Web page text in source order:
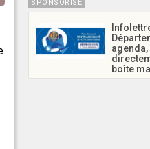
SPONSORISÉ
boîte